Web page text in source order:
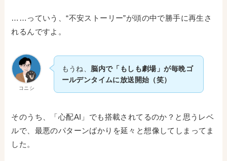
……っていう、“不安ストーリー”が頭の中で勝手に再生さ
れるんですよ。
コニシ
もうね、 脳内で「もしも劇場」が毎晩ゴ
ールデンタイムに放送開始（笑）
そのうち、「心配AI」でも搭載されてるのか？と思うレベ
ルで、最悪のパターンばかりを延々と想像してしまってま
した。